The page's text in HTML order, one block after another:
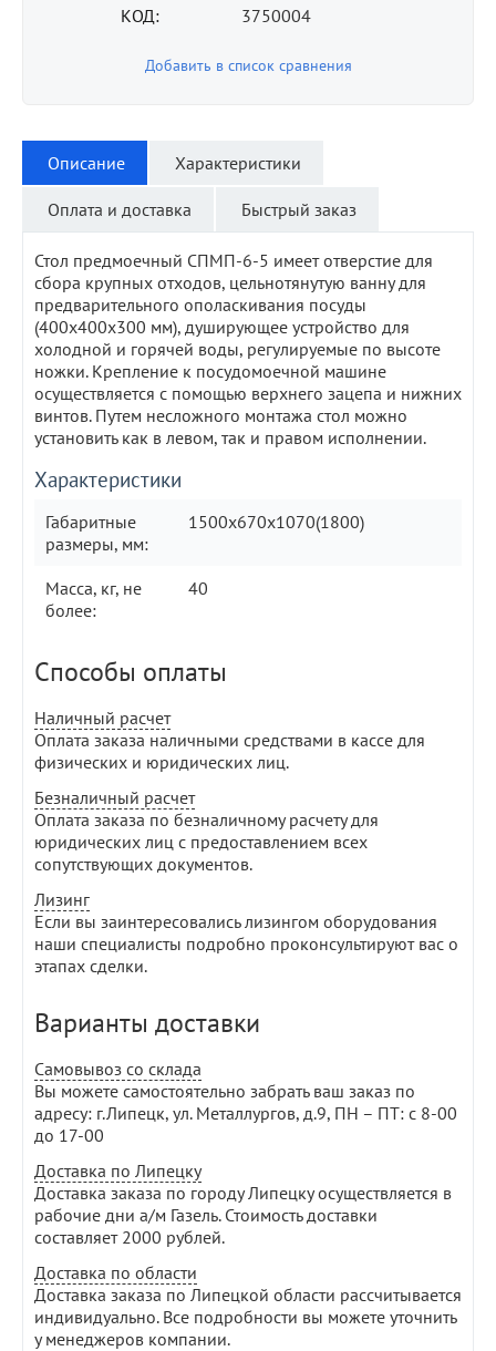
КОД: 3750004
Добавить в список сравнения
Описание Характеристики
Оплата и доставка Быстрый заказ
Стол предмоечный СПМП-6-5 имеет отверстие для
сбора крупных отходов, цельнотянутую ванну для
предварительного ополаскивания посуды
(400х400х300 мм), душирующее устройство для
холодной и горячей воды, регулируемые по высоте
ножки. Крепление к посудомоечной машине
осуществляется с помощью верхнего зацепа и нижних
винтов. Путем несложного монтажа стол можно
установить как в левом, так и правом исполнении.
Характеристики
Габаритные
размеры, мм:
1500х670х1070(1800)
Масса, кг, не
более:
40
Способы оплаты
Наличный расчет
Оплата заказа наличными средствами в кассе для
физических и юридических лиц.
Безналичный расчет
Оплата заказа по безналичному расчету для
юридических лиц с предоставлением всех
сопутствующих документов.
Лизинг
Если вы заинтересовались лизингом оборудования
наши специалисты подробно проконсультируют вас о
этапах сделки.
Варианты доставки
Самовывоз со склада
Вы можете самостоятельно забрать ваш заказ по
адресу: г.Липецк, ул. Металлургов, д.9, ПН – ПТ: с 8-00
до 17-00
Доставка по Липецку
Доставка заказа по городу Липецку осуществляется в
рабочие дни а/м Газель. Стоимость доставки
составляет 2000 рублей.
Доставка по области
Доставка заказа по Липецкой области рассчитывается
индивидуально. Все подробности вы можете уточнить
у менеджеров компании.